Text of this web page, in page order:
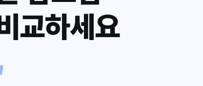
교하세요